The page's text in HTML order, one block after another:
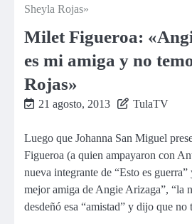
Sheyla Rojas»
Milet Figueroa:
es mi amiga y no
Rojas»
21 agosto, 2013 TulaTV
Luego que Johanna San Miguel
Figueroa (a quien ampayaron con
nueva integrante de “Esto es
mejor amiga de Angie Arizaga”, “la
desdeñó esa “amistad” y dijo que no